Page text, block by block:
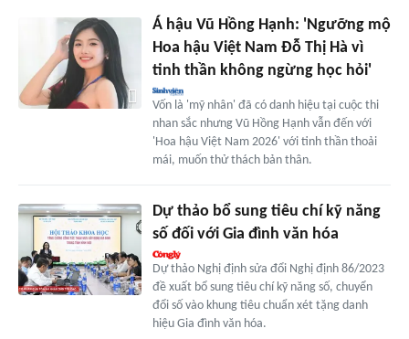
Á hậu Vũ Hồng Hạnh: 'Ngưỡng mộ
Hoa hậu Việt Nam Đỗ Thị Hà vì
tinh thần không ngừng học hỏi'
Vốn là 'mỹ nhân' đã có danh hiệu tại cuộc thi
nhan sắc nhưng Vũ Hồng Hạnh vẫn đến với
'Hoa hậu Việt Nam 2026' với tinh thần thoải
mái, muốn thử thách bản thân.
Dự thảo bổ sung tiêu chí kỹ năng
số đối với Gia đình văn hóa
Dự thảo Nghị định sửa đổi Nghị định 86/2023
đề xuất bổ sung tiêu chí kỹ năng số, chuyển
đổi số vào khung tiêu chuẩn xét tặng danh
hiệu Gia đình văn hóa.